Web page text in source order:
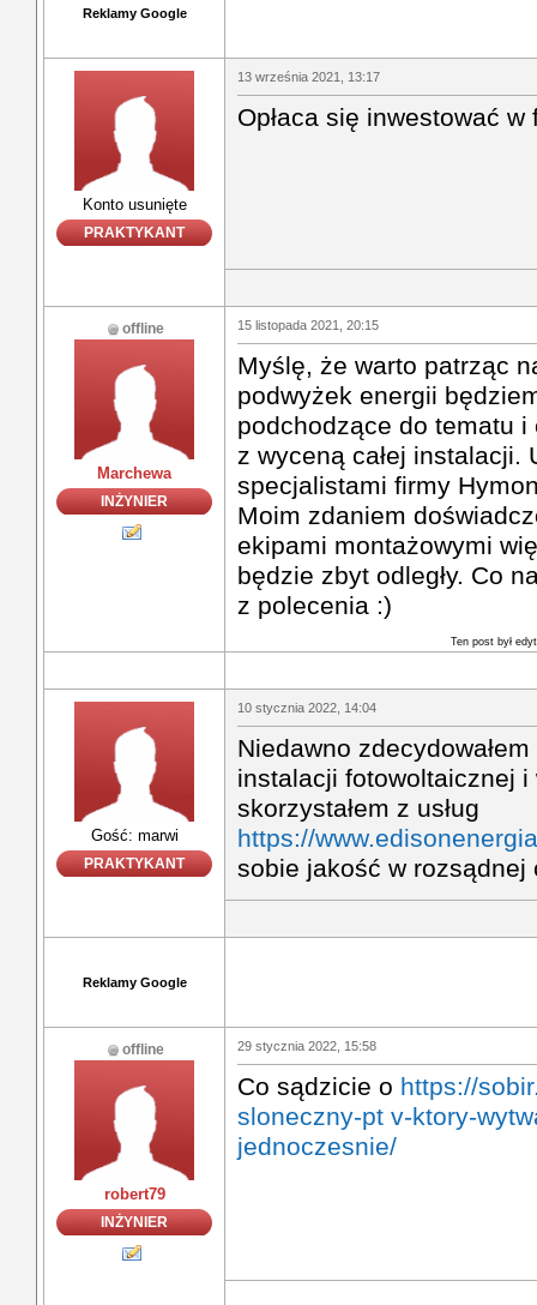
Reklamy Google
Konto usunięte
PRAKTYKANT
13 września 2021, 13:17
Opłaca się inwestować
offline
Marchewa
INŻYNIER
15 listopada 2021, 20:15
Myślę, że warto patrząc
podwyżek energii
podchodzące do tematu
z wyceną całej instalacji.
specjalistami firmy
Moim zdaniem
ekipami montażowymi
będzie zbyt odległy. Co
z polecenia :)
Ten post był
Gość: marwi
PRAKTYKANT
10 stycznia 2022, 14:04
Niedawno
instalacji fotowoltaicznej
skorzystałem z usług
https://
sobie jakość w rozsądnej
Reklamy Google
offline
robert79
INŻYNIER
29 stycznia 2022, 15:58
Co sądzicie o https://
sloneczny-pt v-ktory-
jednoczesnie/